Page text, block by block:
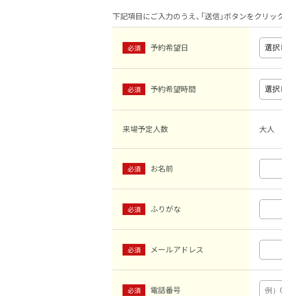
下記項目にご入力のうえ、 「送信」ボタンをクリッ
必須 予約希望日
必須 予約希望時間
来場予定人数 大人
必須 お名前
必須 ふりがな
必須 メールアドレス
必須 電話番号